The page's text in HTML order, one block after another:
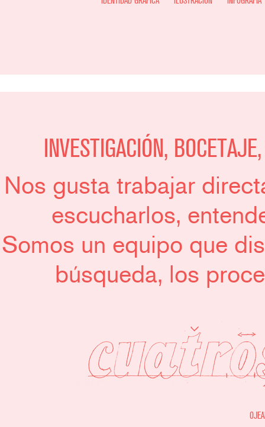
INVESTIGACIÓN,
Nos gusta trabajar
escucharlos,
Somos un equipo que
búsqueda, los